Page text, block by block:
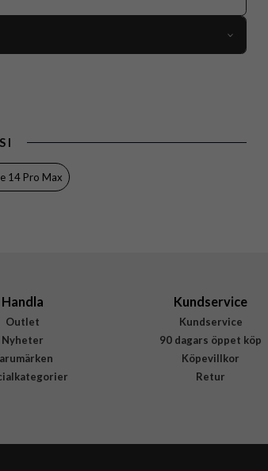
Greppvänlig, MagSafe-kompatibel
I
14 Pro Max
Handla
Outlet
Nyheter
Kundservice
Kundservice
90 dagars öppet köp
Köpevillkor
Retur